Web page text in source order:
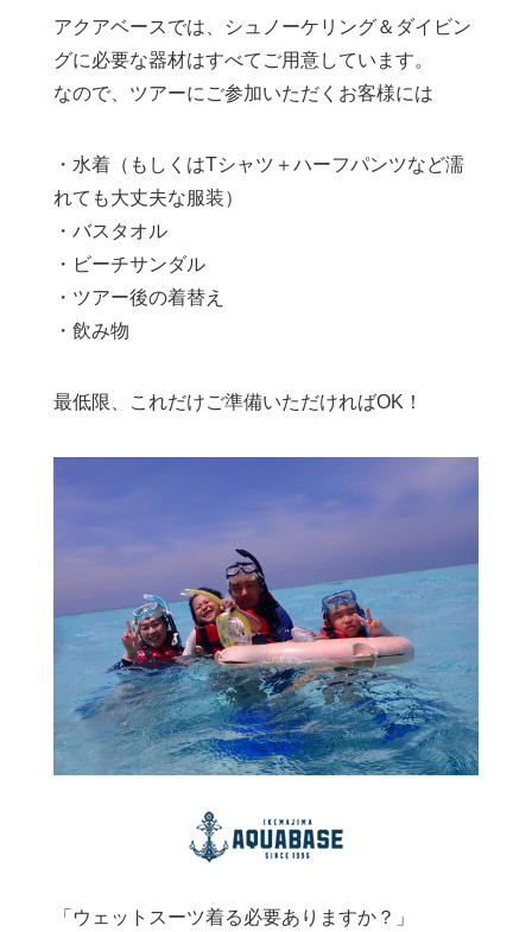
アクアベースでは、シュノーケリング＆ダイビン
グに必要な器材はすべてご用意しています。
なので、ツアーにご参加いただくお客様には
・水着（もしくはTシャツ＋ハーフパンツなど濡
れても大丈夫な服装）
・バスタオル
・ビーチサンダル
・ツアー後の着替え
・飲み物
最低限、これだけご準備いただければOK！
「ウェットスーツ着る必要ありますか？」